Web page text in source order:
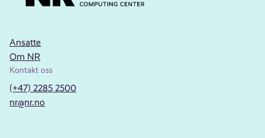
Ansatte
Om NR
Kontakt oss
(+47) 2285 2500
nr@nr.no